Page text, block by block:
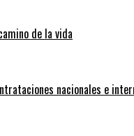
de la vida
nacionales e